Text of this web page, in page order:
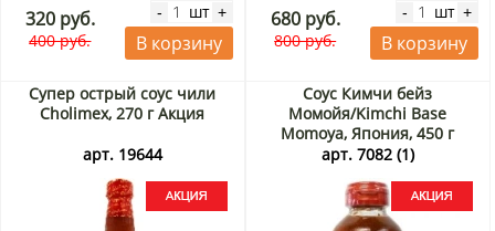
320 руб.
400 руб.
- шт +
В корзину
680 руб.
800 руб.
- шт +
В корзину
Супер острый соус чили
Cholimex, 270 г Акция
арт. 19644
Соус Кимчи бейз
Момойя/Kimchi Base
Momoya, Япония, 450 г
Акция
арт. 7082 (1)